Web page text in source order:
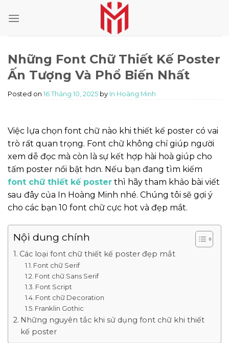
Những Font Chữ Thiết Kế Poster
Ấn Tượng Và Phổ Biến Nhất
Posted on 16 Tháng 10, 2025 by In Hoàng Minh
Việc lựa chọn font chữ nào khi thiết kế poster có vai
trò rất quan trọng. Font chữ không chỉ giúp người
xem dễ đọc mà còn là sự kết hợp hài hoà giúp cho
tấm poster nổi bật hơn. Nếu bạn đang tìm kiếm
font chữ thiết kế poster thì hãy tham khảo bài viết
sau đây của In Hoàng Minh nhé. Chúng tôi sẽ gợi ý
cho các bạn 10 font chữ cực hot và đẹp mắt.
Nội dung chính
Các loại font chữ thiết kế poster đẹp mắt
Font chữ Serif
Font chữ Sans Serif
Font Script
Font chữ Decoration
Franklin Gothic
Những nguyên tắc khi sử dụng font chữ khi thiết
kế poster